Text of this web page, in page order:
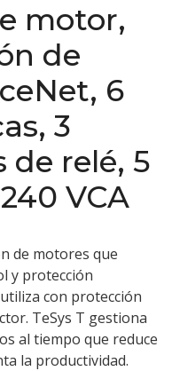
motor,
de
6
3
de relé, 5
VCA
de motores que
y protección
con protección
TeSys T gestiona
al tiempo que reduce
la productividad.